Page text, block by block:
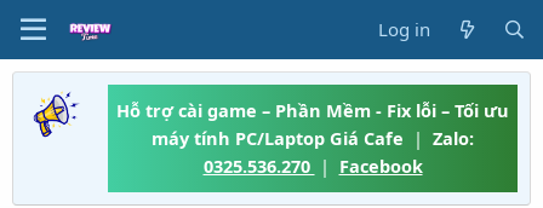
Log in
Hỗ trợ cài game – Phần Mềm - Fix lỗi – Tối ưu
máy tính PC/Laptop Giá Cafe | Zalo:
0325.536.270 | Facebook